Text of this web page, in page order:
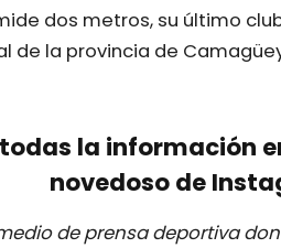
dos metros, su último
de la provincia de
la información
novedoso de
de prensa deportiva